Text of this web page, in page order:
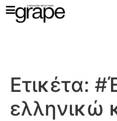
Ετικέτα:
ελληνικώ